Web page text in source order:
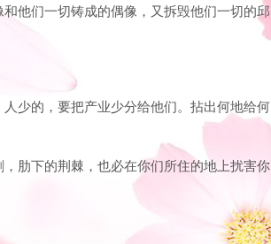
他们一切铸成的偶像，又拆毁他们一切的邱
少的，要把产业少分给他们。拈出何地给何
肋下的荆棘，也必在你们所住的地上扰害你